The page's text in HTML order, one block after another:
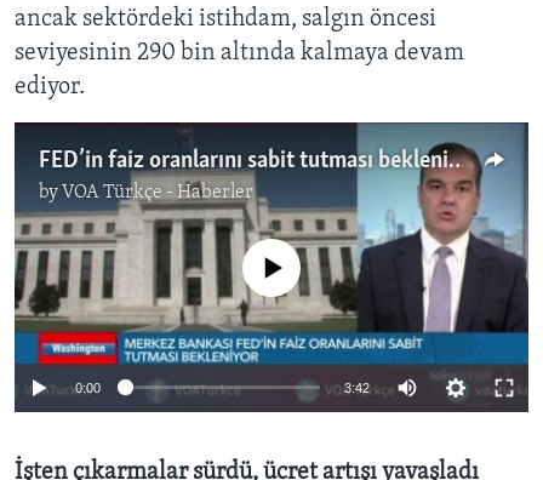
ancak sektördeki istihdam, salgın öncesi
seviyesinin 290 bin altında kalmaya devam
ediyor.
FED’in faiz oranlarını sabit tutması bekleniyor
by VOA Türkçe - Haberler
No media source currently available
0:00 3:42
İşten çıkarmalar sürdü, ücret artışı yavaşladı